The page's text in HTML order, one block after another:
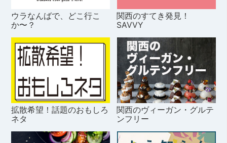
ウラなんばで、どこ行こ
か〜？
関西のすてき発見！
SAVVY
拡散希望！話題のおもしろ
ネタ
関西のヴィーガン・グルテ
ンフリー